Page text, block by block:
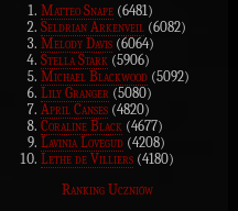
Matteo Snape (6481)
Seldrian Arkenveil (6082)
Melody Davis (6064)
Stella Stark (5906)
Michael Blackwood (5092)
Lily Granger (5080)
April Canses (4820)
Coraline Black (4677)
Lavinia Lovegud (4208)
Lethe de Villiers (4180)
Ranking Uczniów